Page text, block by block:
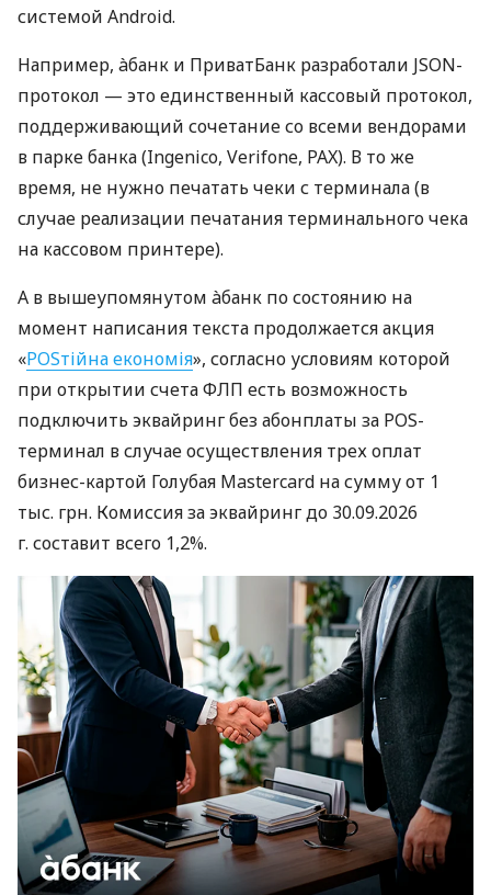
системой Android.
Например, àбанк и ПриватБанк разработали JSON-
протокол — это единственный кассовый протокол,
поддерживающий сочетание со всеми вендорами
в парке банка (Ingenico, Verifone, PAX). В то же
время, не нужно печатать чеки с терминала (в
случае реализации печатания терминального чека
на кассовом принтере).
А в вышеупомянутом àбанк по состоянию на
момент написания текста продолжается акция
«POSтійна економія», согласно условиям которой
при открытии счета ФЛП есть возможность
подключить эквайринг без абонплаты за POS-
терминал в случае осуществления трех оплат
бизнес-картой Голубая Mastercard на сумму от 1
тыс. грн. Комиссия за эквайринг до 30.09.2026
г. составит всего 1,2%.